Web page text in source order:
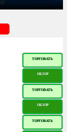
ТОРГОВАТЬ
ОБЗОР
ТОРГОВАТЬ
ОБЗОР
ТОРГОВАТЬ